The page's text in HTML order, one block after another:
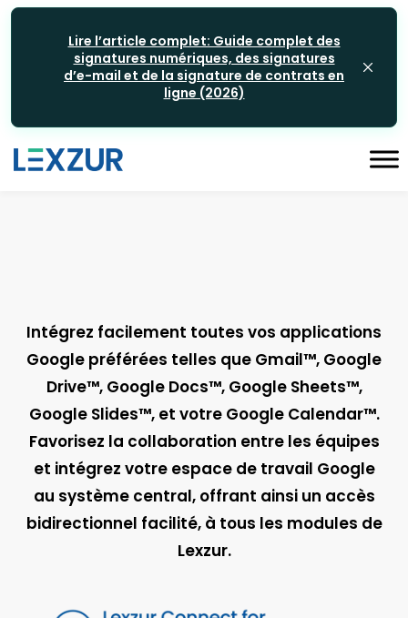
Lire l’article complet: Guide complet des
signatures numériques, des signatures
d’e-mail et de la signature de contrats en
ligne (2026)
Intégrez facilement toutes vos applications
Google préférées telles que Gmail™, Google
Drive™, Google Docs™, Google Sheets™,
Google Slides™, et votre Google Calendar™.
Favorisez la collaboration entre les équipes
et intégrez votre espace de travail Google
au système central, offrant ainsi un accès
bidirectionnel facilité, à tous les modules de
Lexzur.